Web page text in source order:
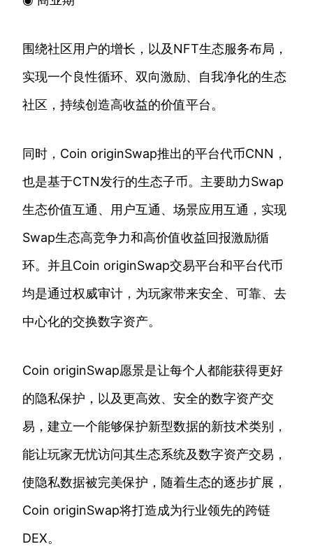
围绕社区用户的增长，以及NFT生态服务布局，
实现一个良性循环、双向激励、自我净化的生态
社区，持续创造高收益的价值平台。
同时，Coin originSwap推出的平台代币CNN，
也是基于CTN发行的生态子币。主要助力Swap
生态价值互通、用户互通、场景应用互通，实现
Swap生态高竞争力和高价值收益回报激励循
环。并且Coin originSwap交易平台和平台代币
均是通过权威审计，为玩家带来安全、可靠、去
中心化的交换数字资产。
Coin originSwap愿景是让每个人都能获得更好
的隐私保护，以及更高效、安全的数字资产交
易，建立一个能够保护新型数据的新技术类别，
能让玩家无忧访问其生态系统及数字资产交易，
使隐私数据被完美保护，随着生态的逐步扩展，
Coin originSwap将打造成为行业领先的跨链
DEX。